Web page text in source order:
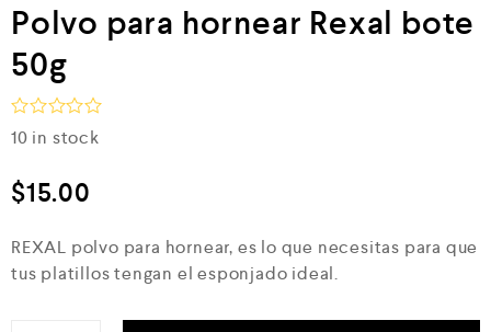
Polvo para hornear Rexal bote
50g
V
a
o
r
d
o
e
10 in stock
$15.00
REXAL polvo para hornear, es lo que necesitas para que
tus platillos tengan el esponjado ideal.